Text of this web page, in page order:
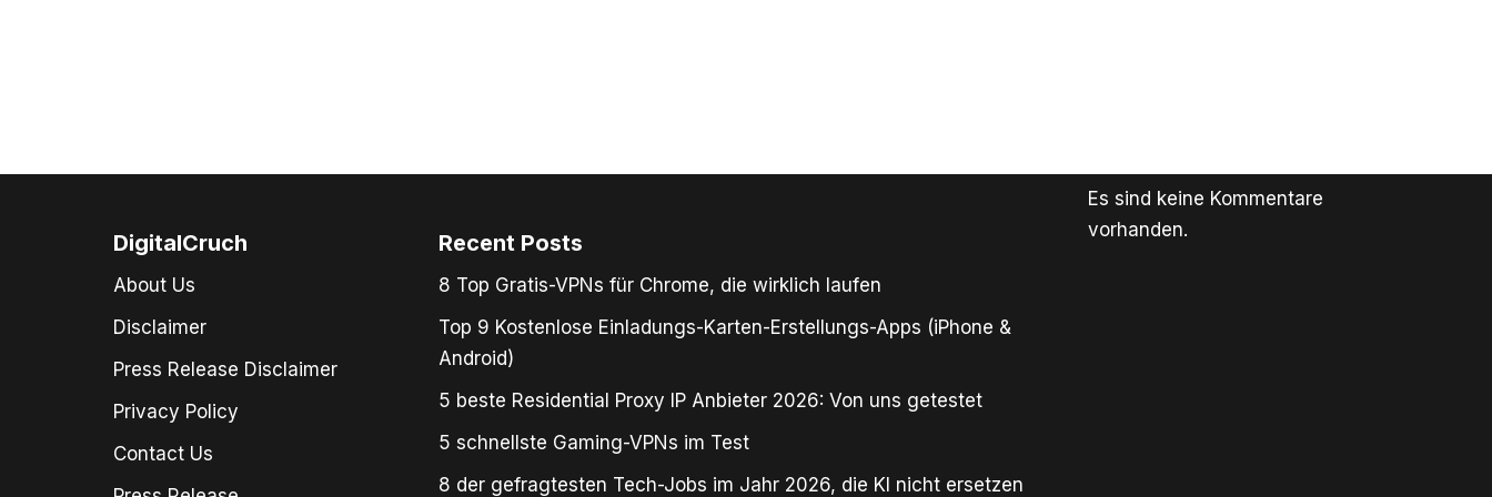
DigitalCruch
About Us
Disclaimer
Press Release Disclaimer
Privacy Policy
Contact Us
Recent Posts
8 Top Gratis-VPNs für Chrome, die wirklich laufen
Top 9 Kostenlose Einladungs-Karten-Erstellungs-Apps (iPhone &
Android)
5 beste Residential Proxy IP Anbieter 2026: Von uns getestet
5 schnellste Gaming-VPNs im Test
8 der gefragtesten Tech-Jobs im Jahr 2026, die KI nicht ersetzen
Es sind keine Kommentare
vorhanden.